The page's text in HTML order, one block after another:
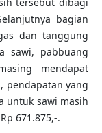
bagian
dan tanggung
sawi, pabbuang
mendapat
pendapatan yang
untuk sawi masih
671.875,-.